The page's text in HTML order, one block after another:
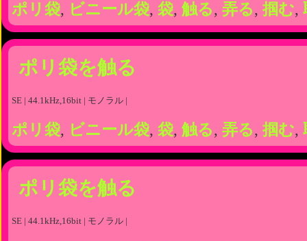
ポリ袋, ビニール袋, 袋, 触る, 弄る, 掴む,
ポリ袋を触る
SE | 44.1kHz,16bit | モノラル |
ポリ袋, ビニール袋, 袋, 触る, 弄る, 掴む,
ポリ袋を触る
SE | 44.1kHz,16bit | モノラル |